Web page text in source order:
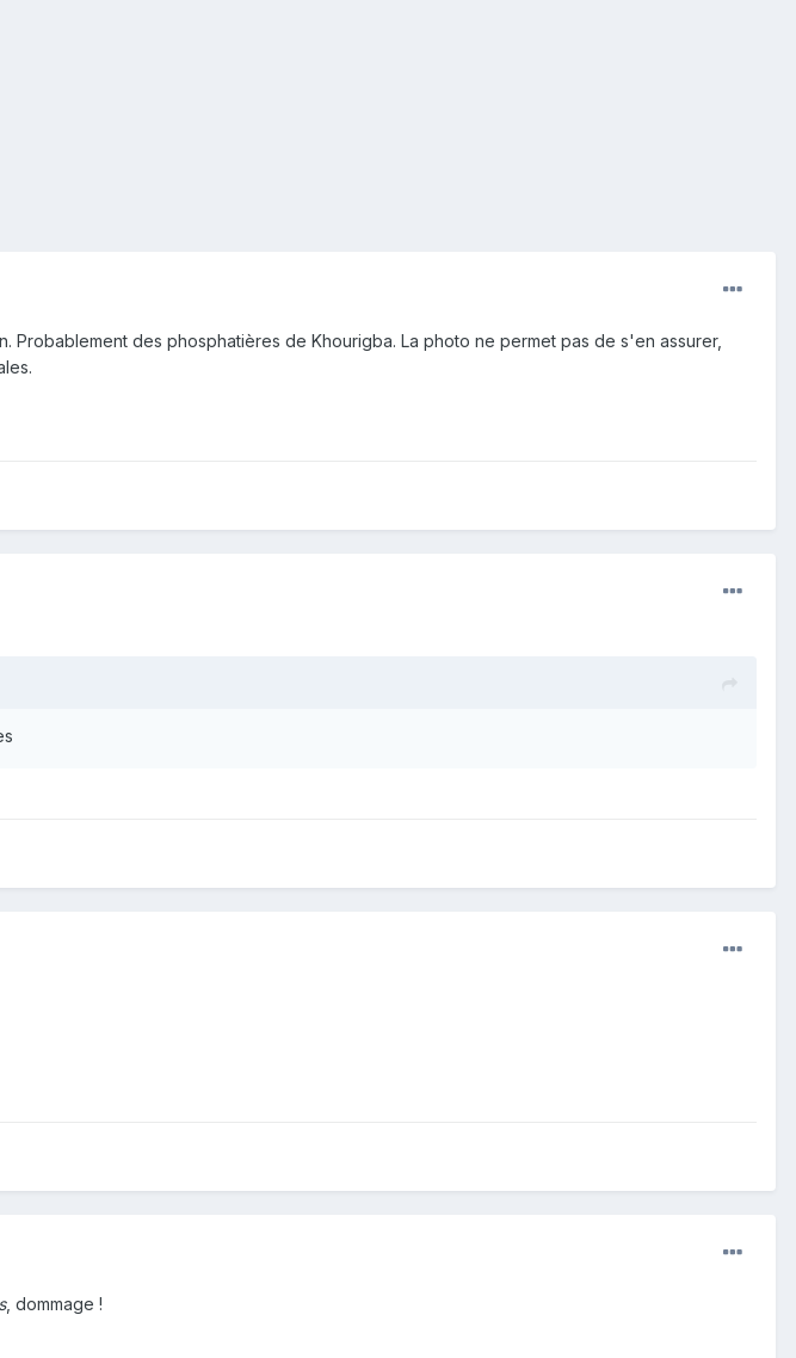
des phosphatières de Khourigba. La photo ne permet pas de s'en assurer,
, dommage !